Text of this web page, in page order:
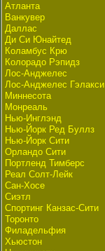
Атланта
Ванкувер
Даллас
Ди Си Юнайтед
Коламбус Крю
Колорадо Рэпидз
Лос-Анджелес
Лос-Анджелес Гэлакси
Миннесота
Монреаль
Нью-Инглэнд
Нью-Йорк Ред Буллз
Нью-Йорк Сити
Орландо Сити
Портленд Тимберс
Реал Солт-Лейк
Сан-Хосе
Сиэтл
Спортинг Канзас-Сити
Торонто
Филадельфия
Хьюстон